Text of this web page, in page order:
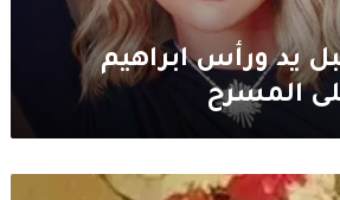
يد ورأس ابراهيم
المسرح